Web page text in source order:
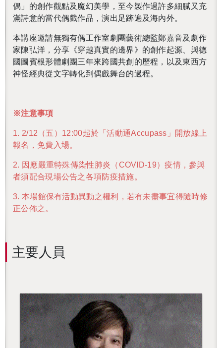
偶」的創作觀點及魔幻美學，至今製作過許多細膩又充
滿詩意的當代偶戲作品，演出足跡遍及海內外。
本講座邀請無獨有偶工作室劇團藝術總監鄭嘉音及劇作
家陳弘洋，分享《穿越真實的邊界》的創作起源、與德
國圖賓根形體劇團三年來跨國共創的歷程，以及東西方
神怪經典從文字轉化到偶戲舞台的過程。
※注意事項
1. 2/12（五）12:00起於「活動通Accupass」開放線上
報名，免費入場。
2. 因應嚴重特殊傳染性肺炎（COVID-19）疫情，參與
者須配合現場公告之各項防疫措施。
3. 本場館保有活動異動之權利，若有未盡事宜得隨時修
正公佈之。
主要人員